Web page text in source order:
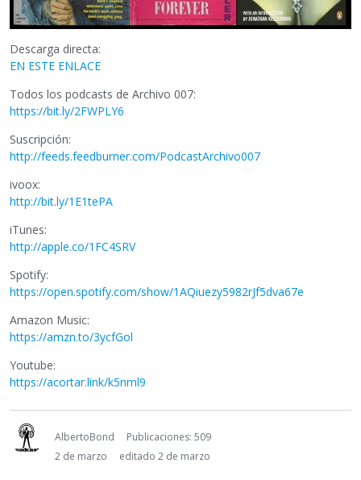
Descarga directa:
EN ESTE ENLACE
Todos los podcasts de Archivo 007:
https://bit.ly/2FWPLY6
Suscripción:
http://feeds.feedburner.com/PodcastArchivo007
ivoox:
http://bit.ly/1E1tePA
iTunes:
http://apple.co/1FC4SRV
Spotify:
https://open.spotify.com/show/1AQiuezy5982rJf5dva67e
Amazon Music:
https://amzn.to/3ycfGol
Youtube:
https://acortar.link/k5nml9
AlbertoBond
Publicaciones: 509
2 de marzo
editado 2 de marzo